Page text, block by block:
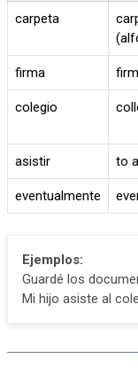
carpeta
firma
colegio
asistir to
eventualmente
Ejemplos:
Guardé los
Mi hijo asiste al